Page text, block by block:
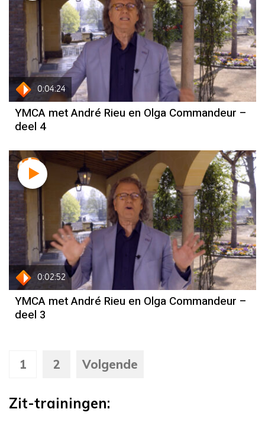
0:04:24
YMCA met André Rieu en Olga Commandeur –
deel 4
0:02:52
YMCA met André Rieu en Olga Commandeur –
deel 3
1 2 Volgende
Zit-trainingen: